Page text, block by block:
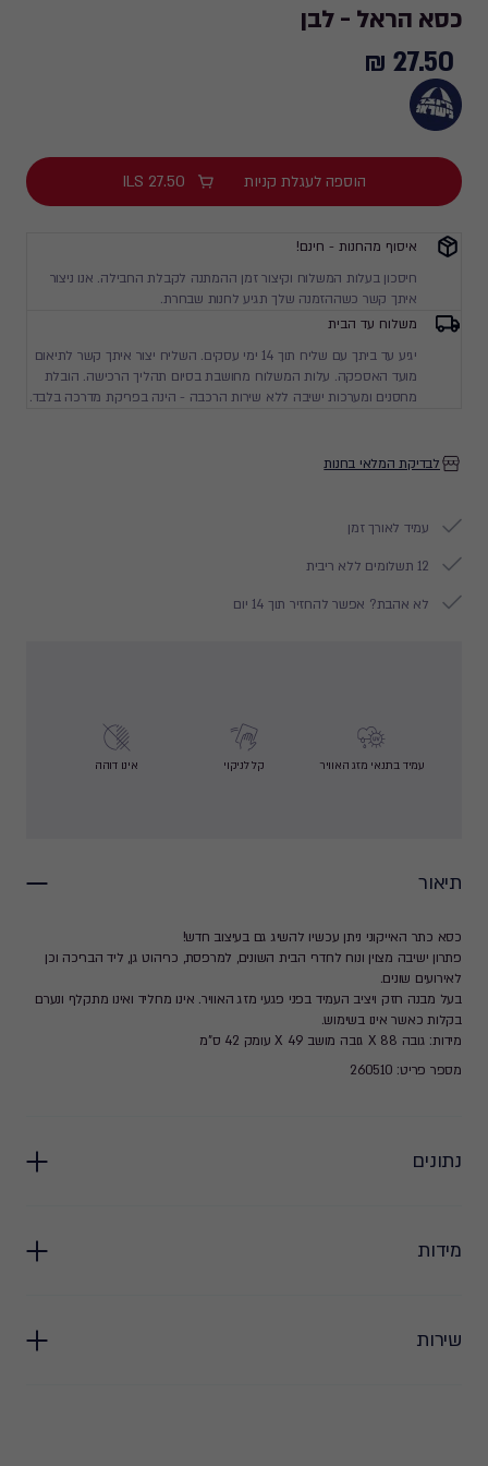
כסא הראל - לבן
27.50
₪
27.50 ₪
הוספה לעגלת קניות ILS 27.50
איסוף מהחנות - חינם!
חיסכון בעלות המשלוח וקיצור זמן ההמתנה לקבלת החבילה. אנו ניצור
איתך קשר כשההזמנה שלך תגיע לחנות שבחרת.
משלוח עד הבית
יגיע עד ביתך עם שליח תוך 14 ימי עסקים. השליח יצור איתך קשר לתיאום
מועד האספקה. עלות המשלוח מחושבת בסיום תהליך הרכישה. הובלת
מחסנים ומערכות ישיבה ללא שירות הרכבה - הינה בפריקת מדרכה בלבד.
לבדיקת המלאי בחנות
עמיד לאורך זמן
12 תשלומים ללא ריבית
לא אהבת? אפשר להחזיר תוך 14 יום
עמיד בתנאי מזג האוויר קל לניקוי אינו דוהה
תיאור
כסא כתר האייקוני ניתן עכשיו להשיג גם בעיצוב חדש!
פתרון ישיבה מצוין ונוח לחדרי הבית השונים, למרפסת, כריהוט גן, ליד הבריכה וכן
לאירועים שונים.
בעל מבנה חזק ויציב העמיד בפני פגעי מזג האוויר. אינו מחליד ואינו מתקלף ונערם
בקלות כאשר אינו בשימוש.
מידות: גובה 88 X גובה מושב 49 X עומק 42 ס"מ
מספר פריט: 260510
נתונים
מידות
שירות